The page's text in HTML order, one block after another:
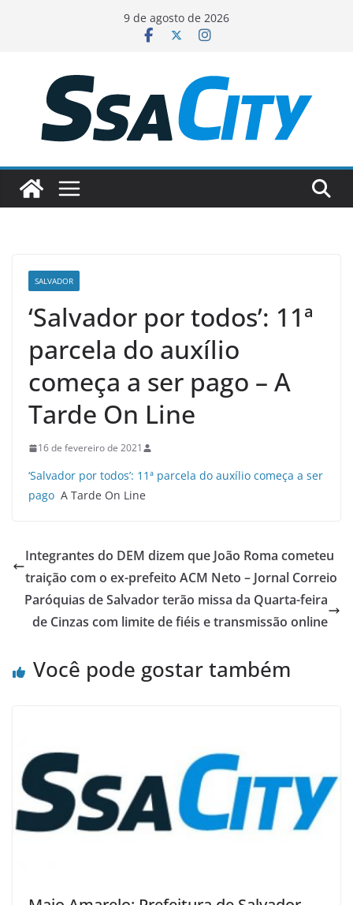
conteúdo
9 de agosto de 2026
SALVADOR
‘Salvador por todos’: 11ª
parcela do auxílio
começa a ser pago – A
Tarde On Line
16 de fevereiro de 2021
‘Salvador por todos’: 11ª parcela do auxílio começa a ser
pago A Tarde On Line
Integrantes do DEM dizem que João Roma cometeu
traição com o ex-prefeito ACM Neto – Jornal Correio
Paróquias de Salvador terão missa da Quarta-feira
de Cinzas com limite de fiéis e transmissão online
Você pode gostar também